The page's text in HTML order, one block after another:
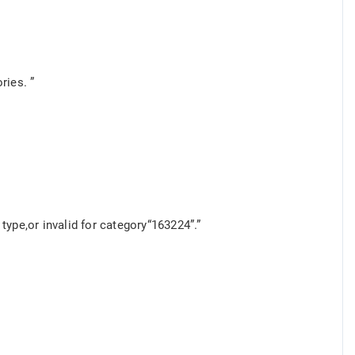
”
invalid for category“163224”.”